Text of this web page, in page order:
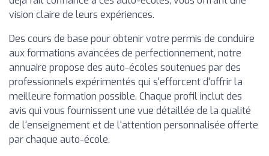
vision claire de leurs expériences.
Des cours de base pour obtenir votre permis de conduire
aux formations avancées de perfectionnement, notre
annuaire propose des auto-écoles soutenues par des
professionnels expérimentés qui s'efforcent d'offrir la
meilleure formation possible. Chaque profil inclut des
avis qui vous fournissent une vue détaillée de la qualité
de l'enseignement et de l'attention personnalisée offerte
par chaque auto-école.